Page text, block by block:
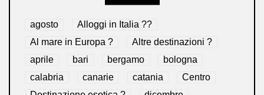
agosto
Alloggi in Italia ??
Al mare in Europa ?️
Altre destinazioni ?
aprile
bari bergamo
bologna
calabria
canarie catania
Centro